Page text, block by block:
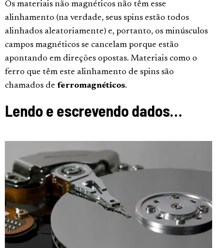
Os materiais não magnéticos não têm esse
alinhamento (na verdade, seus spins estão todos
alinhados aleatoriamente) e, portanto, os minúsculos
campos magnéticos se cancelam porque estão
apontando em direções opostas. Materiais como o
ferro que têm este alinhamento de spins são
chamados de ferromagnéticos.
Lendo e escrevendo dados…